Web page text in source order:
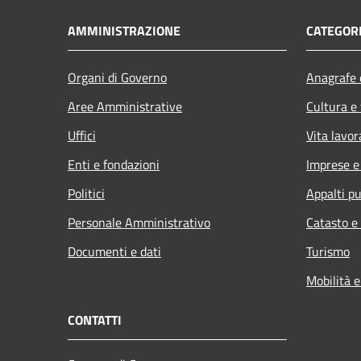
AMMINISTRAZIONE
Organi di Governo
Aree Amministrative
Uffici
Enti e fondazioni
Politici
Personale Amministrativo
Documenti e dati
Cultura
Vita
Imprese
Appalti
Catasto
Turismo
Mobilità
CONTATTI